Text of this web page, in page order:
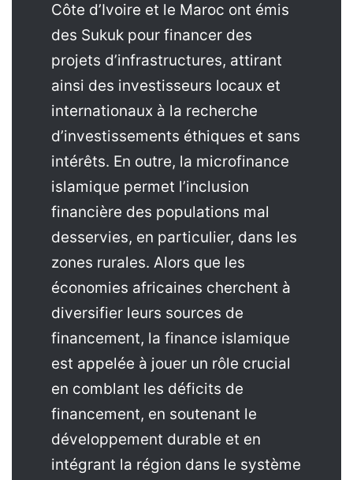
Côte d’Ivoire et le Maroc ont émis
des Sukuk pour financer des
projets d’infrastructures, attirant
ainsi des investisseurs locaux et
internationaux à la recherche
d’investissements éthiques et sans
intérêts. En outre, la microfinance
islamique permet l’inclusion
financière des populations mal
desservies, en particulier, dans les
zones rurales. Alors que les
économies africaines cherchent à
diversifier leurs sources de
financement, la finance islamique
est appelée à jouer un rôle crucial
en comblant les déficits de
financement, en soutenant le
développement durable et en
intégrant la région dans le système